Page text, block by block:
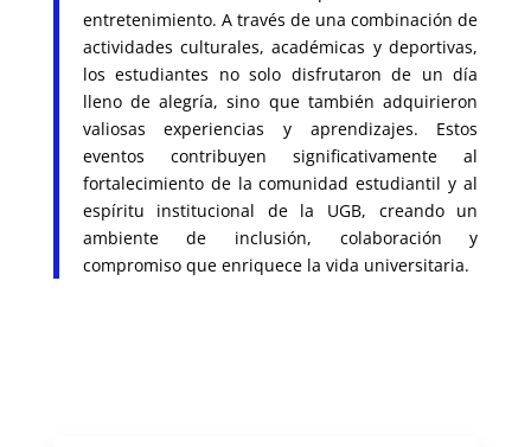
entretenimiento. A través de una combinación de
actividades culturales, académicas y deportivas,
los estudiantes no solo disfrutaron de un día
lleno de alegría, sino que también adquirieron
valiosas experiencias y aprendizajes. Estos
eventos contribuyen significativamente al
fortalecimiento de la comunidad estudiantil y al
espíritu institucional de la UGB, creando un
ambiente de inclusión, colaboración y
compromiso que enriquece la vida universitaria.